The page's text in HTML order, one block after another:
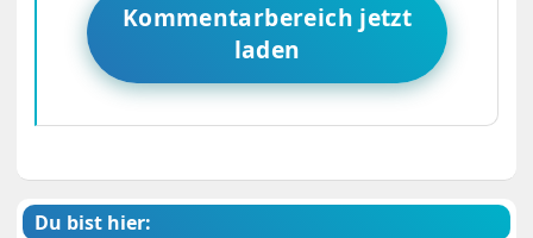
Kommentarbereich jetzt
laden
Du bist hier: